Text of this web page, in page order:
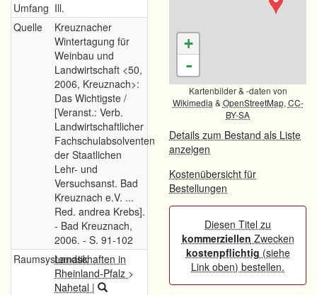
Umfang Ill.
Quelle
Kreuznacher
Wintertagung für
Weinbau und
Landwirtschaft <50,
2006, Kreuznach>:
Das Wichtigste /
[Veranst.: Verb.
Landwirtschaftlicher
Fachschulabsolventen
der Staatlichen
Lehr- und
Versuchsanst. Bad
Kreuznach e.V. ...
Red. andrea Krebs].
- Bad Kreuznach,
2006. - S. 91-102
RaumsystematikLandschaften in
Rheinland-Pfalz >
Nahetal |
+
-
Kartenbilder & -daten von
Wikimedia & OpenStreetMap, CC-
BY-SA
Details zum Bestand als Liste
anzeigen
Kostenübersicht für
Bestellungen
Diesen Titel zu
kommerziellen Zwecken
kostenpflichtig (siehe
Link oben) bestellen.